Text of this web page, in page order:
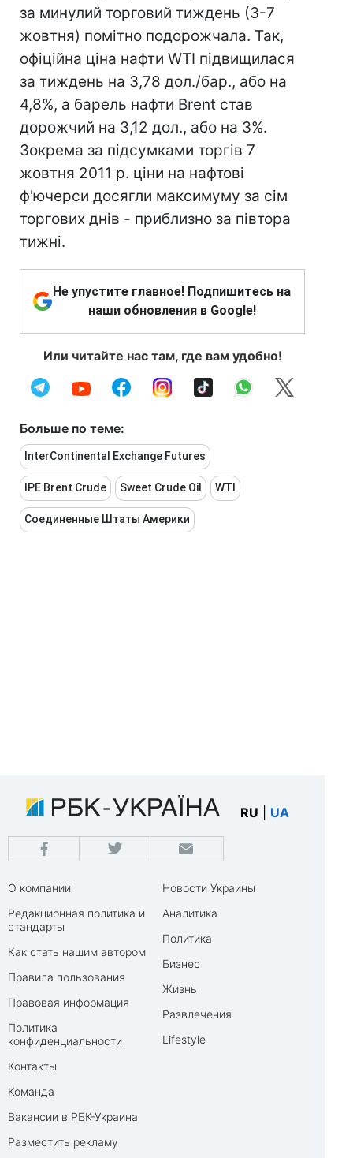
за минулий торговий тиждень (3-7
жовтня) помітно подорожчала. Так,
офіційна ціна нафти WTI підвищилася
за тиждень на 3,78 дол./бар., або на
4,8%, а барель нафти Brent став
дорожчий на 3,12 дол., або на 3%.
Зокрема за підсумками торгів 7
жовтня 2011 р. ціни на нафтові
ф'ючерси досягли максимуму за сім
торгових днів - приблизно за півтора
тижні.
Не упустите главное! Подпишитесь на
наши обновления в Google!
Или читайте нас там, где вам удобно!
Больше по теме:
InterContinental Exchange Futures
IPE Brent Crude Sweet Crude Oil WTI
Соединенные Штаты Америки
RU UA
О компании
Редакционная политика и
стандарты
Как стать нашим автором
Правила пользования
Правовая информация
Политика
конфиденциальности
Контакты
Команда
Вакансии в РБК-Украина
Разместить рекламу
Новости Украины
Аналитика
Политика
Бизнес
Жизнь
Развлечения
Lifestyle